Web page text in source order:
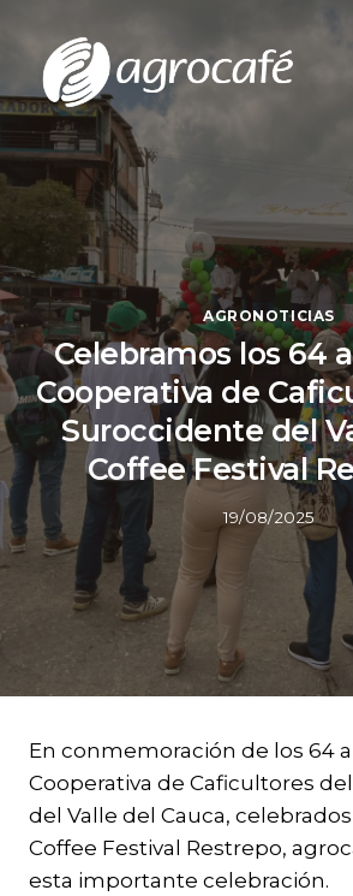
contenido
AGRONOTICIAS
Celebramos los 64
Cooperativa de
Suroccidente del
Coffee Festival
19/08/2025
En conmemoración de los 64
Cooperativa de Caficultores
del Valle del Cauca,
Coffee Festival Restrepo,
esta importante celebración.